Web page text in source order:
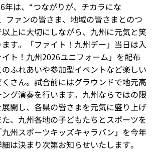
年は、“つながりが、チカラにな
ファンの皆さま、地域の皆さまとのつ
上に大切にしながら、九州に元気と笑
す。「ファイト！九州デー」当日は入
ト！九州2026ユニフォーム」を配布
ふれあいや参加型イベントなど楽しい
さん。試合前にはグラウンドで地元高
グ演奏を行います。九州ならではの限
開し、各県の皆さまを元気に盛り上げ
、九州各地の子どもたちとスポーツを
州スポーツキッズキャラバン」を今年
は決まり次第お知らせいたします。